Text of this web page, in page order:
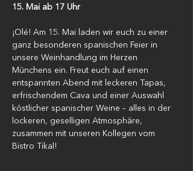
15. Mai ab 17 Uhr
¡Olé! Am 15. Mai laden wir euch zu einer
ganz besonderen spanischen Feier in
unsere Weinhandlung im Herzen
Münchens ein. Freut euch auf einen
entspannten Abend mit leckeren Tapas,
erfrischendem Cava und einer Auswahl
köstlicher spanischer Weine – alles in der
lockeren, geselligen Atmosphäre,
zusammen mit unseren Kollegen vom
Bistro Tikal!